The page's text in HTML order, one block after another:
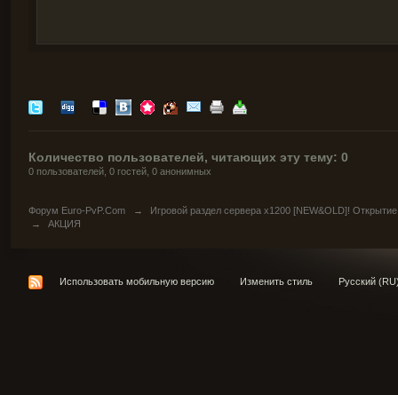
Количество пользователей, читающих эту тему: 0
0 пользователей, 0 гостей, 0 анонимных
Форум Euro-PvP.Com →
Игровой раздел сервера х1200 [NEW&OLD]!
→
АКЦИЯ
Использовать мобильную версию Изменить стиль Русский